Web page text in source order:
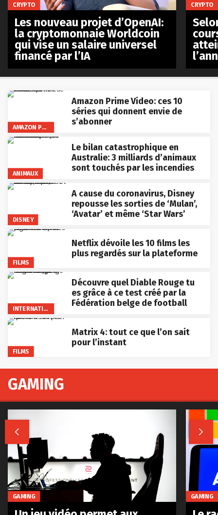
AMAZON PRIME VIDEO
Amazon Prime Video: ces 10
séries qui donnent envie de
s’abonner
ANIMAUX
Le bilan catastrophique en
Australie: 3 milliards d’animaux
sont touchés par les incendies
DISNEY
A cause du coronavirus, Disney
repousse les sorties de ‘Mulan’,
‘Avatar’ et même ‘Star Wars’
FILMS
Netflix dévoile les 10 films les
plus regardés sur la plateforme
INTERNATIONAL
Découvre quel Diable Rouge tu
es grâce à ce test créé par la
Fédération belge de football
FILMS
Matrix 4: tout ce que l’on sait
pour l’instant
CRYPTO
Les nouveau projet d’OpenAI:
la cryptomonnaie Worldcoin
qui vise un salaire universel
financé par l’IA
CRYPTO
GAMING
 
GAMING GAMING